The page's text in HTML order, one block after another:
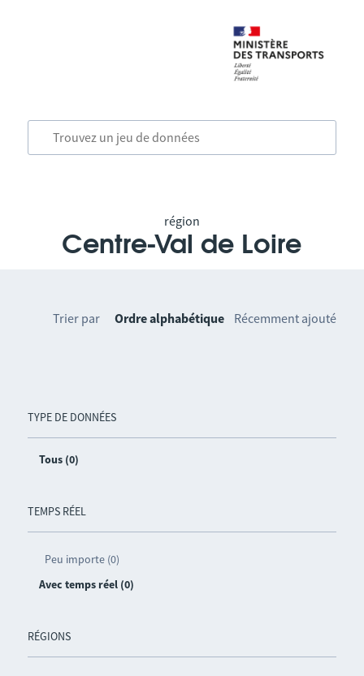
région
Centre-Val de Loire
TYPE DE DONNÉES
Tous (0)
TEMPS RÉEL
Peu importe (0)
Avec temps réel (0)
RÉGIONS
Trier par Ordre alphabétique Récemment ajouté